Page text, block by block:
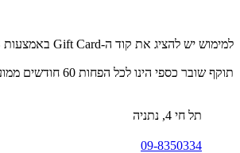
למימוש יש להציג את קוד ה-Gift Card באמצעות SMS/מייל/דף מודפס. לפרטים נוספים: 09-8350334.
תוקף שובר כספי הינו לכל הפחות 60 חודשים ממועד הפקתו. תוקף שובר לרכישת מוצר או שירות מסויים יהיה לכל הפחות 24 חודשים ממועד הפקתו
תל חי 4, נתניה
09-8350334